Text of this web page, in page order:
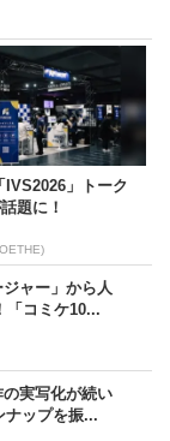
IVS2026」トーク
題に！
ジャー」から人
「コミケ10...
の実写化が続い
ナップを振...